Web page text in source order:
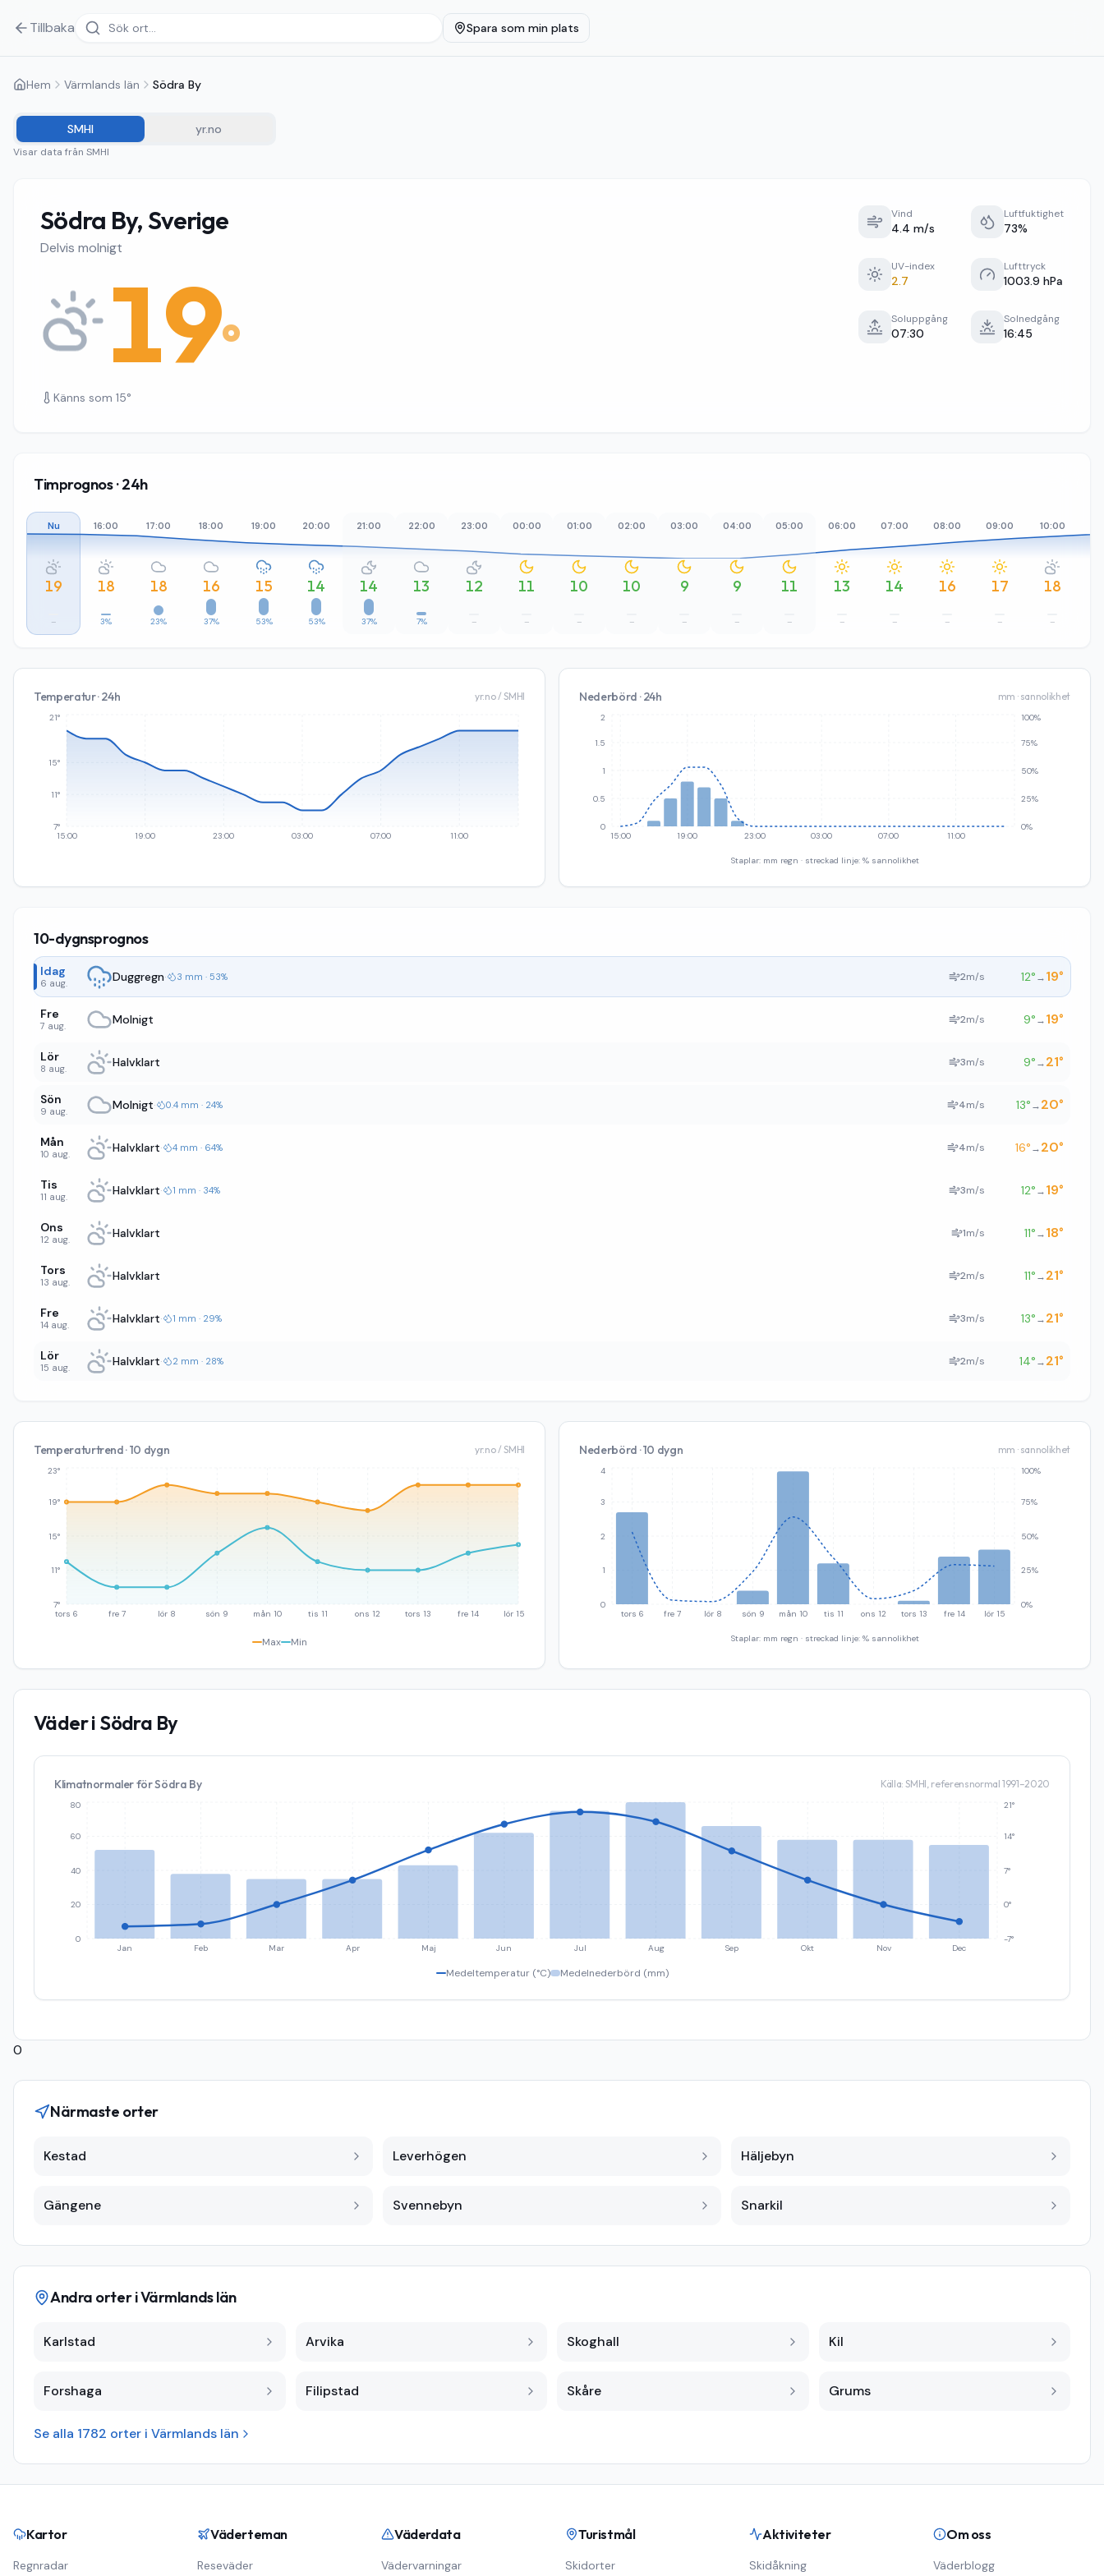
Tillbaka Spara som min plats
Hem Värmlands län Södra By
SMHI yr.no
Visar data från SMHI
Södra By, Sverige
Delvis molnigt
19°
Känns som 15°
Vind
4.4 m/s
Luftfuktighet
73%
UV-index
2.7
Lufttryck
1003.9 hPa
Soluppgång
07:30
Solnedgång
16:45
Timprognos · 24h
Nu
19
–
16:00
18
3%
17:00
18
23%
18:00
16
37%
19:00
15
53%
20:00
14
53%
21:00
14
37%
22:00
13
7%
23:00
12
–
00:00
11
–
01:00
10
–
02:00
10
–
03:00
9
–
04:00
9
–
05:00
11
–
06:00
13
–
07:00
14
–
08:00
16
–
09:00
17
–
10:00
18
–
Temperatur · 24h yr.no / SMHI
15:00 19:00 23:00 03:00 07:00 11:00
7°
11°
15°
21°
Nederbörd · 24h mm · sannolikhet
15:00 19:00 23:00 03:00 07:00 11:00
0
0.5
1
1.5
2
0%
25%
50%
75%
100%
Staplar: mm regn · streckad linje: % sannolikhet
10-dygnsprognos
Idag
6 aug. Duggregn· 3 mm · 53% 2m/s 12°→19°
Fre
7 aug. Molnigt 2m/s 9°→19°
Lör
8 aug. Halvklart 3m/s 9°→21°
Sön
9 aug. Molnigt· 0.4 mm · 24% 4m/s 13°→20°
Mån
10 aug. Halvklart· 4 mm · 64% 4m/s 16°→20°
Tis
11 aug. Halvklart· 1 mm · 34% 3m/s 12°→19°
Ons
12 aug. Halvklart 1m/s 11°→18°
Tors
13 aug. Halvklart 2m/s 11°→21°
Fre
14 aug. Halvklart· 1 mm · 29% 3m/s 13°→21°
Lör
15 aug. Halvklart· 2 mm · 28% 2m/s 14°→21°
Temperaturtrend · 10 dygn yr.no / SMHI
tors 6 fre 7 lör 8 sön 9 mån 10 tis 11 ons 12 tors 13 fre 14 lör 15
7°
11°
15°
19°
23°
Max Min
Nederbörd · 10 dygn mm · sannolikhet
tors 6 fre 7 lör 8 sön 9 mån 10 tis 11 ons 12 tors 13 fre 14 lör 15
0
1
2
3
4
0%
25%
50%
75%
100%
Staplar: mm regn · streckad linje: % sannolikhet
Väder i Södra By
Klimatnormaler förSödra By Källa: SMHI, referensnormal 1991–2020
Jan Feb Mar Apr Maj Jun Jul Aug Sep Okt Nov Dec
0
20
40
60
80
-7°
0°
7°
14°
21°
Medeltemperatur (°C) Medelnederbörd (mm)
0
Närmaste orter
Kestad Leverhögen Häljebyn
Gängene Svennebyn Snarkil
Andra orter iVärmlands län
Karlstad Arvika Skoghall Kil
Forshaga Filipstad Skåre Grums
Se alla 1782 orter i Värmlands län
Kartor
Regnradar
Väderteman
Reseväder
Väderdata
Vädervarningar
Turistmål
Skidorter
Aktiviteter
Skidåkning
Om oss
Väderblogg